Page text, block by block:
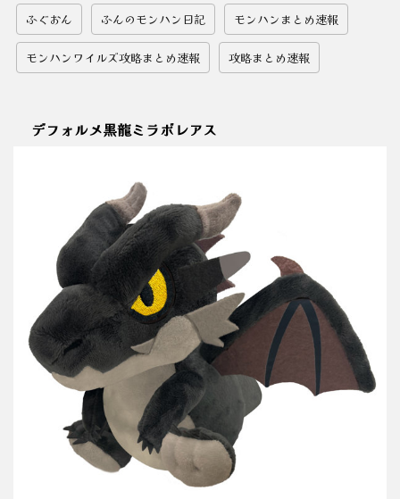
ふぐおん ふんのモンハン日記 モンハンまとめ速報
モンハンワイルズ攻略まとめ速報 攻略まとめ速報
デフォルメ黒龍ミラボレアス